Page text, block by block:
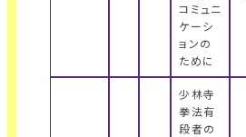
コミュニ
ケーシ
ョンの
ために
少林寺
拳法有
段者の